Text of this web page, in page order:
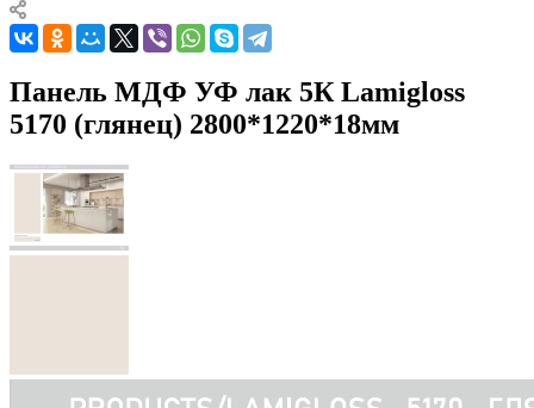
Панель МДФ УФ лак 5К Lamigloss
5170 (глянец) 2800*1220*18мм